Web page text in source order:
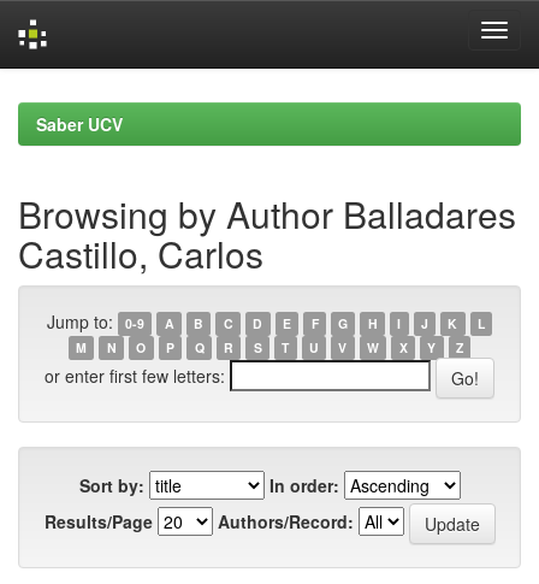
navigationSaber UCV
Browsing by Author Balladares
Castillo, Carlos
Jump to: 0-9 A B C D E F G H I J K
L
M
N O P Q R S T U V W X Y Z
or enter first few letters:
Sort by:
In order:
Results/Page
Authors/Record: